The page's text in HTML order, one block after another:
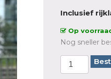
Inclusief
Op
Nog sneller